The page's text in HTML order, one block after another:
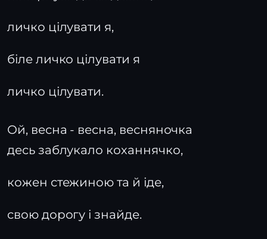
личко цілувати я,
біле личко цілувати я
личко цілувати.
Ой, весна - весна, весняночка
десь заблукало коханнячко,
кожен стежиною та й іде,
свою дорогу і знайде.